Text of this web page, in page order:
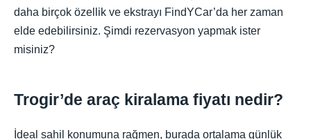
daha birçok özellik ve ekstrayı FindYCar’da her zaman
elde edebilirsiniz. Şimdi rezervasyon yapmak ister
misiniz?
Trogir’de araç kiralama fiyatı nedir?
İdeal sahil konumuna rağmen, burada ortalama günlük